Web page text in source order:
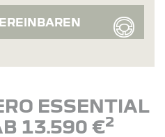
ESSENTIAL
13.590 €2